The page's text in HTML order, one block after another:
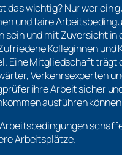
das wichtig? Nur wer ein
und faire
sein und mit Zuversicht in
Kolleginnen und
Eine Mitgliedschaft trägt
Verkehrsexperten
ihre Arbeit sicher
ausführen
Arbeitsplätze.